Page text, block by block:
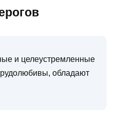
и целеустремленные
обладают